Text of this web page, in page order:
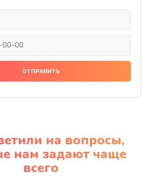
Заказать
камеры позиционирования
500 руб.
Заказать
500 руб.
Заказать
на вопросы,
нам задают чаще
всего